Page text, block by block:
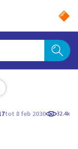
tot 8 feb 2030 32.4k